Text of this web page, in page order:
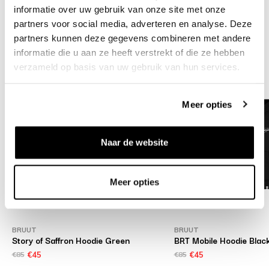
informatie over uw gebruik van onze site met onze
partners voor social media, adverteren en analyse. Deze
partners kunnen deze gegevens combineren met andere
informatie die u aan ze heeft verstrekt of die ze hebben
verzameld op basis van uw gebruik van hun services.
Meer opties
Naar de website
Meer opties
Verzenden & retourneren
Gerelateerde producten
BRUUT
Story of Saffron Hoodie Green
€85 €45
BRUUT
BRT Mobile Hoodie
€85 €45